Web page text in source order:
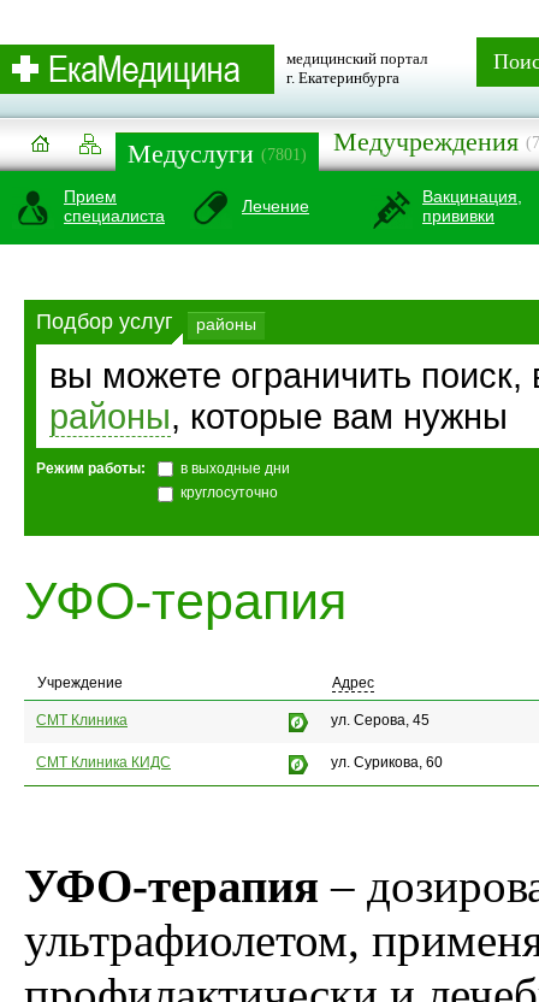
медицинский портал
г. Екатеринбурга
Медуслуги (7801) Медучреждения
Прием
специалиста
Лечение
Вакцинация,
прививки
Подбор услуг районы
вы можете ограничить
районы, которые вам нужны
Режим работы:
в выходные дни
круглосуточно
УФО-терапия
Учреждение Адрес
СМТ Клиника ул. Серова, 45
СМТ Клиника КИДС ул. Сурикова, 60
УФО-терапия –
ультрафиолетом,